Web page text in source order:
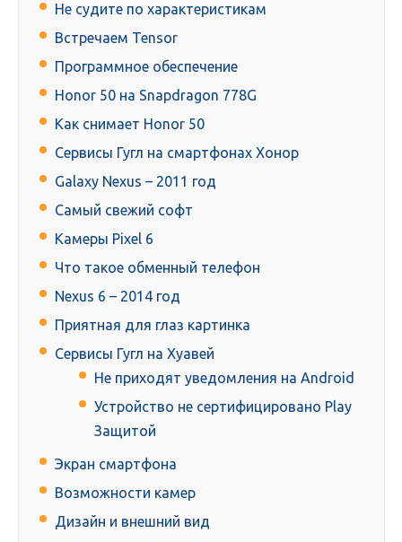
Не судите по характеристикам
Встречаем Tensor
Программное обеспечение
Honor 50 на Snapdragon 778G
Как снимает Honor 50
Сервисы Гугл на смартфонах Хонор
Galaxy Nexus – 2011 год
Самый свежий софт
Камеры Pixel 6
Что такое обменный телефон
Nexus 6 – 2014 год
Приятная для глаз картинка
Сервисы Гугл на Хуавей
Не приходят уведомления на Android
Устройство не сертифицировано Play
Защитой
Экран смартфона
Возможности камер
Дизайн и внешний вид